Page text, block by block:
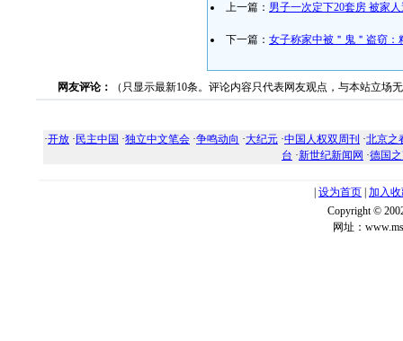
上一篇： 男子一次定下20套房 被家
下一篇： 女子称家中被＂鬼＂盗窃：
网友评论： （只显示最新10条。评论内容只代表网友观点，与本站立场
·开放 · 民主中国 ·独立中文笔会 ·争鸣动向 ·大纪元 ·中国人权双周刊 ·北京之
台 ·新世纪新闻网 ·德国
设为首页 加入
Copyright ©
网址：